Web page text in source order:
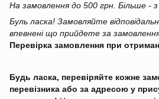
На замовлення до 500 грн. Більше -
Буль ласка! Замовляйте
впевнені що прийдете за
Перевірка замовлення при
Будь ласка, перевіряйте кожне
перевізника або за адресою у